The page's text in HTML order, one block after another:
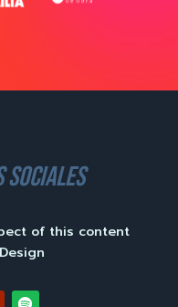
sociales
of this content